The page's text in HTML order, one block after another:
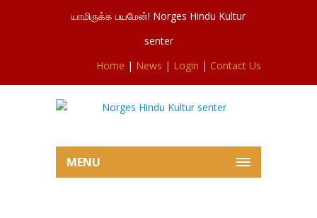
யாமிருக்க பயமேன்! Norges Hindu Kultur
senter
Home | News | Login | Contact Us
MENU